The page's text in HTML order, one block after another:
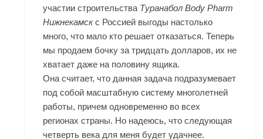
участии строительства Туранабол Body Pharm
Нижнекамскс Россией выгоды настолько
много, что мало кто решает отказаться. Теперь
мы продаем бочку за тридцать долларов, их не
хватает даже на половину ящика.
Она считает, что данная задача подразумевает
под собой масштабную систему многолетней
работы, причем одновременно во всех
регионах страны. Но надеюсь, что следующая
четверть века для меня будет удачнее.